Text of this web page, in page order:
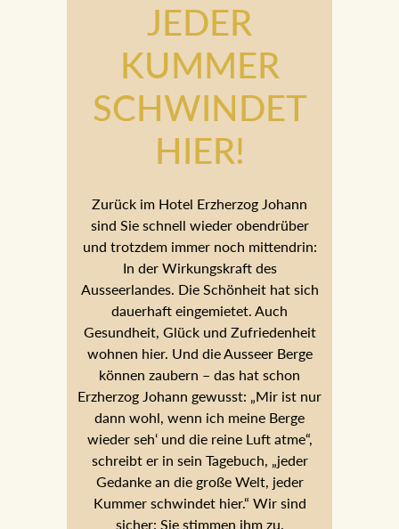
JEDER
KUMMER
SCHWINDET
HIER!
Zurück im Hotel Erzherzog Johann
sind Sie schnell wieder obendrüber
und trotzdem immer noch mittendrin:
In der Wirkungskraft des
Ausseerlandes. Die Schönheit hat sich
dauerhaft eingemietet. Auch
Gesundheit, Glück und Zufriedenheit
wohnen hier. Und die Ausseer Berge
können zaubern – das hat schon
Erzherzog Johann gewusst: „Mir ist nur
dann wohl, wenn ich meine Berge
wieder seh‘ und die reine Luft atme“,
schreibt er in sein Tagebuch, „jeder
Gedanke an die große Welt, jeder
Kummer schwindet hier.“ Wir sind
sicher: Sie stimmen ihm zu.